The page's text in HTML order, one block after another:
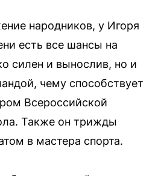
народников, у Игоря
есть все шансы на
силен и вынослив, но и
чему способствует
Всероссийской
Также он трижды
в мастера спорта.